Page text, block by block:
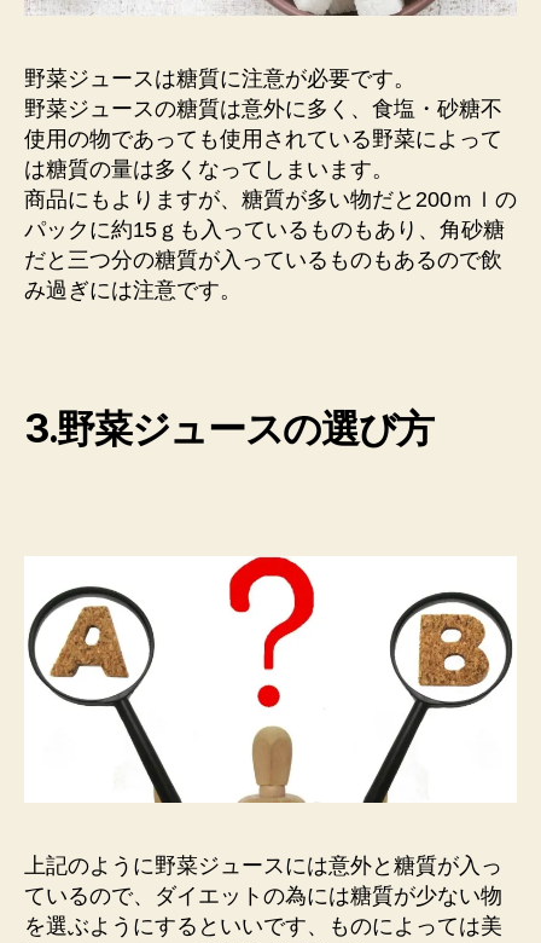
野菜ジュースは糖質に注意が必要です。
野菜ジュースの糖質は意外に多く、食塩・砂糖不
使用の物であっても使用されている野菜によって
は糖質の量は多くなってしまいます。
商品にもよりますが、糖質が多い物だと200ｍｌの
パックに約15ｇも入っているものもあり、角砂糖
だと三つ分の糖質が入っているものもあるので飲
み過ぎには注意です。
3.野菜ジュースの選び方
上記のように野菜ジュースには意外と糖質が入っ
ているので、ダイエットの為には糖質が少ない物
を選ぶようにするといいです、ものによっては美